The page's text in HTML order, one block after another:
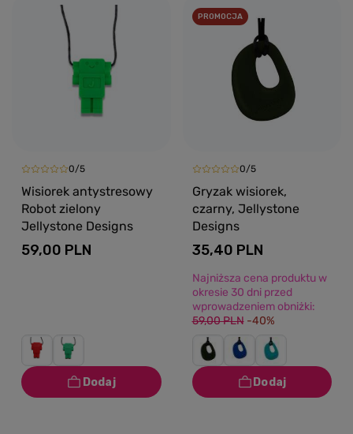
0/5
Wisiorek antystresowy
Robot zielony
Jellystone Designs
59,00 PLN
PROMOCJA
0/5
Gryzak wisiorek,
czarny, Jellystone
Designs
35,40 PLN
Najniższa cena produktu w
okresie 30 dni przed
wprowadzeniem obniżki:
59,00 PLN -40%